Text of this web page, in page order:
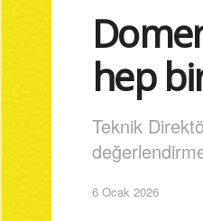
hep
Teknik
6 Ocak 2026